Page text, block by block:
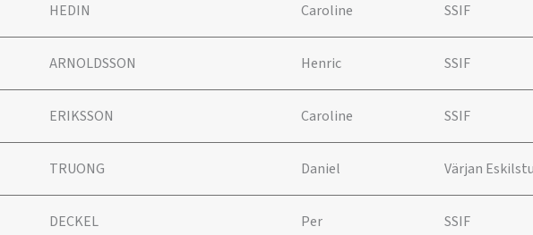
HEDIN Caroline SSIF
ARNOLDSSON Henric SSIF
ERIKSSON Caroline SSIF
TRUONG Daniel Värjan
DECKEL Per SSIF